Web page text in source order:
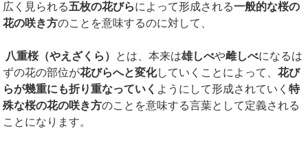
広く見られる五枚の花びらによって形成される一般的な桜の
花の咲き方のことを意味するのに対して、
八重桜（やえざくら） とは、本来は雄しべや雌しべになるは
ずの花の部位が花びらへと変化していくことによって、花び
らが幾重にも折り重なっていく ようにして形成されていく特
殊な桜の花の咲き方のことを意味する言葉として定義される
ことになります。